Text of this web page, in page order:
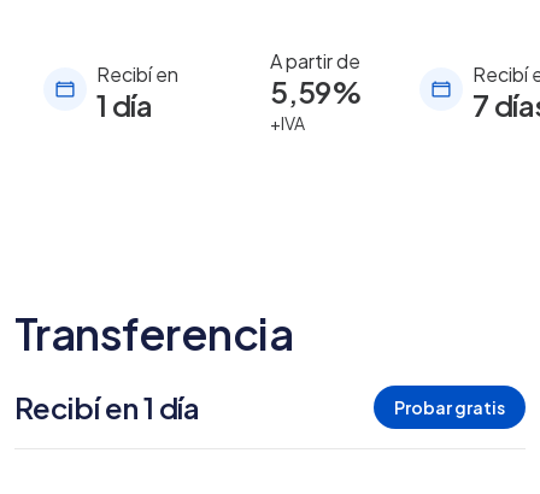
Recibí en
1 día
A partir de
5,59%
+IVA
Recibí
7
Transferencia
Recibí en 1 día Probar gratis